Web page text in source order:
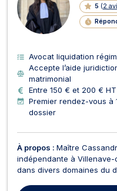
5 (2
N
E
Avocat liquidation
Accepte l’aide
matrimonial
Entre 150 € et 200 € HT
Premier rendez-vous à
dossier
À propos : Maître
indépendante à
dans divers domaines du